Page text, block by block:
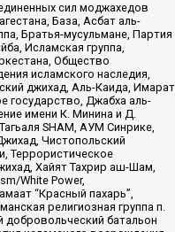
сил моджахедов
База, Асбат аль-
Братья-мусульмане, Партия
Исламская группа,
Общество
исламского наследия,
джихад, Аль-Каида, Имарат
государство, Джабха аль-
имени К. Минина и Д.
SHAM, АУМ Синрике,
Чистопольский
Террористическое
Хайят Тахрир аш-Шам,
White Power,
“Красный пахарь”,
религиозная группа п.
добровольческий батальон